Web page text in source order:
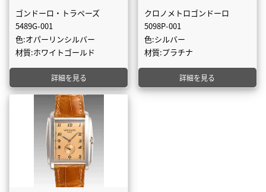
ゴンドーロ・トラペーズ
5489G-001
色:オパーリンシルバー
材質:ホワイトゴールド
詳細を見る
クロノメトロゴンドーロ
5098P-001
色:シルバー
材質:プラチナ
詳細を見る